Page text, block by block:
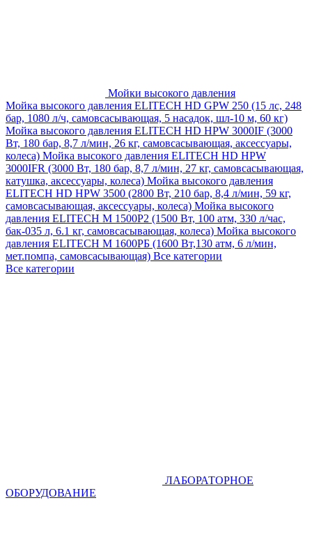
Мойки высокого давления
Мойка высокого давления ELITECH HD GPW 250 (15 лс, 248
бар, 1080 л/ч, самовсасывающая, 5 насадок, шл-10 м, 60 кг)
Мойка высокого давления ELITECH HD HPW 3000IF (3000
Вт, 180 бар, 8,7 л/мин, 26 кг, самовсасывающая, аксессуары,
колеса) Мойка высокого давления ELITECH HD HPW
3000IFR (3000 Вт, 180 бар, 8,7 л/мин, 27 кг, самовсасывающая,
катушка, аксессуары, колеса) Мойка высокого давления
ELITECH HD HPW 3500 (2800 Вт, 210 бар, 8,4 л/мин, 59 кг,
самовсасывающая, аксессуары, колеса) Мойка высокого
давления ELITECH M 1500P2 (1500 Вт, 100 атм, 330 л/час,
бак-035 л, 6.1 кг, самовсасывающая, колеса) Мойка высокого
давления ELITECH М 1600РБ (1600 Вт,130 атм, 6 л/мин,
мет.помпа, самовсасывающая) Все категории
Все категории
ЛАБОРАТОРНОЕ
ОБОРУДОВАНИЕ